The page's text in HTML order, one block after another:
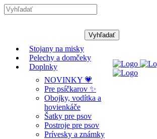
Stojany na misky
Pelechy a domčeky
Doplnky
NOVINKY 💗
Pre psíčkarov ✨
Obojky, vodítka a
hovienkáče
Šatky pre psov
Postroje pre psov
Prívesky a známky
-12% ZĽAVA s kódom "LETO12" ☀️